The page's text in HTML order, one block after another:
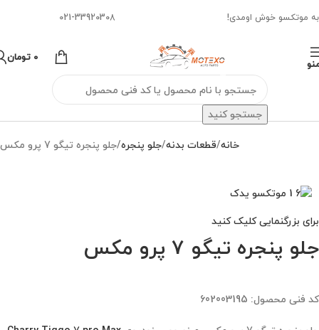
به موتکسو خوش اومدی! 021-33920308
0 تومان
جستجو کنید
خانه قطعات بدنه جلو پنجره جلو پنجره تیگو 7 پرو مکس
برای بزرگنمایی کلیک کنید
جلو پنجره تیگو 7 پرو مکس
کد فنی محصول: 602003195